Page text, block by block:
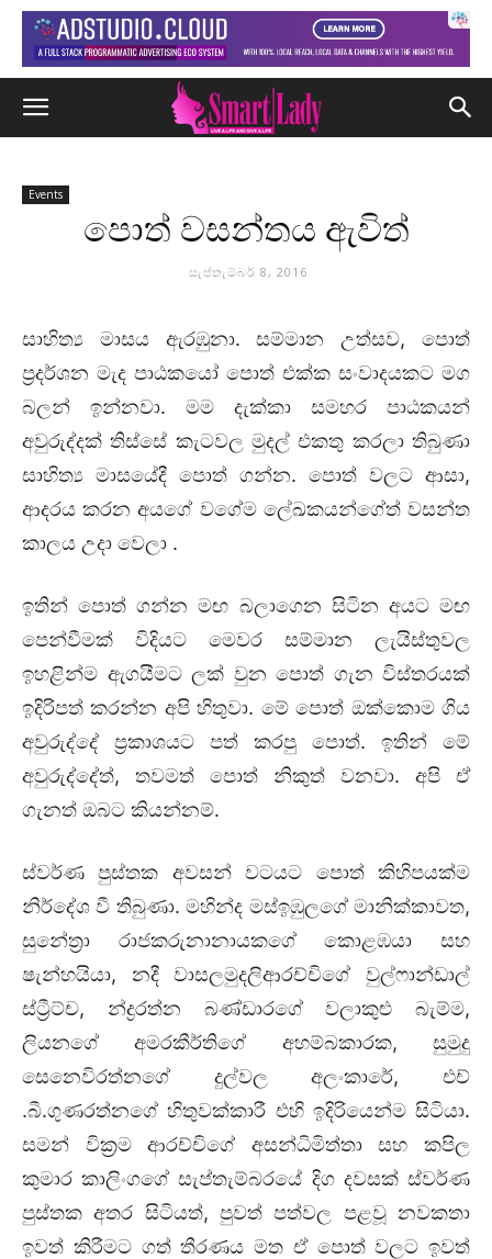
Events
පොත් වසන්තය ඇවිත්
සැප්තැම්බර් 8, 2016
සාහිත්‍ය මාසය ඇරඹුනා. සම්මාන උත්සව, පොත්
ප්‍රදර්ශන මැද පාඨකයෝ පොත් එක්ක සංවාදයකට මග
බලන් ඉන්නවා. මම දැක්කා සමහර පාඨකයන්
අවුරුද්දක් තිස්සේ කැටවල මුදල් එකතු කරලා තිබුණා
සාහිත්‍ය මාසයේදී පොත් ගන්න. පොත් වලට ආසා,
ආදරය කරන අයගේ වගේම ලේඛකයන්ගේත් වසන්ත
කාලය උදා වෙලා .
ඉතින්පොත් ගන්න මඟ බලාගෙන සිටින අයට මඟ
පෙන්වීමක් විදියට මෙවර සම්මාන ලැයිස්තුවල
ඉහළින්ම ඇගයීමට ලක් වුන පොත් ගැන විස්තරයක්
ඉදිරිපත් කරන්න අපි හිතුවා. මේපොත් ඔක්කොම ගිය
අවුරුද්දේ ප්‍රකාශයට පත් කරපු පොත්. ඉතින් මේ
අවුරුද්දේත්, තවමත් පොත් නිකුත් වනවා. අපි ඒ
ගැනත් ඔබට කියන්නම්.
ස්වර්ණ පුස්තක අවසන් වටයට පොත්කිහිපයක්ම
නිර්දේශ වී තිබුණා. මහින්ද මස්ඉඹුලගේ මානික්කාවත,
සුනේත්‍රා රාජකරුනානායකගේ කොළඹයා සහ
ෂැන්හයියා, නදී වාසලමුදලිආරච්චිගේ වුල්ෆාන්ඩාල්
ස්ට්‍රීට්ච, න්ද්‍රරත්න බණ්ඩාරගේ වලාකුළු බැම්ම,
ලියනගේ අමරකීර්තිගේ අහම්බකාරක, සුමුදු
සෙනෙවිරත්නගේ දුල්වල අලංකාරේ, එච්
.බී.ගුණරත්නගේ හිතුවක්කාරී එහි ඉදිරියෙන්ම සිටියා.
සමන් වික්‍රම ආරච්චිගේ අසන්ධිමිත්තා සහ කපිල
කුමාර කාලිංගගේ සැප්තැම්බරයේ දිග දවසක් ස්වර්ණ
පුස්තක අතර සිටියත්, පුවත් පත්වල පළවූ නවකතා
ඉවත් කිරීමට ගත් තීරණය මත ඒ පොත්වලට ඉවත්